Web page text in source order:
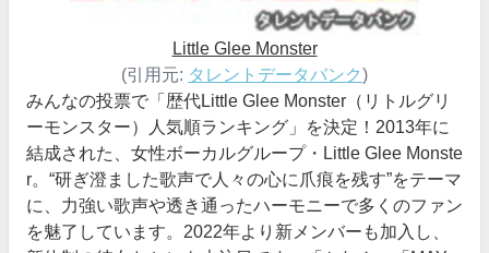
Little Glee Monster
(引用元: タレントデータバンク)
みんなの投票で「歴代Little Glee Monster（リトルグリ
ーモンスター）人気順ランキング」を決定！2013年に
結成された、女性ボーカルグループ・Little Glee Monste
r。“研ぎ澄ました歌声で人々の心に爪痕を残す”をテーマ
に、力強い歌声や透き通ったハーモニーで多くのファン
を魅了しています。2022年より新メンバーも加入し、